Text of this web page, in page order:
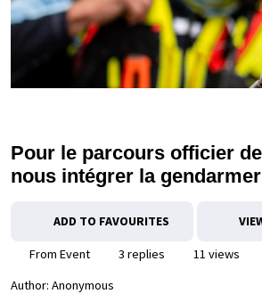
Pour le parcours officier
nous intégrer la
ADD TO FAVOURITES
From Event 3 replies
11 views
Author: Anonymous